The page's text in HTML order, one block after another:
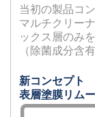
当初の製品コ
マルチクリー
ックス層のみ
（除菌成分含
新コンセプト
表層塗膜リム